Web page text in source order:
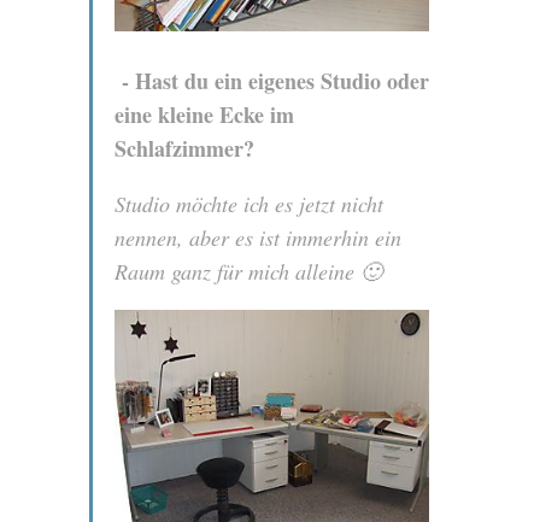
- Hast du ein eigenes Studio oder
eine kleine Ecke im
Schlafzimmer?
Studio möchte ich es jetzt nicht
nennen, aber es ist immerhin ein
Raum ganz für mich alleine 🙂